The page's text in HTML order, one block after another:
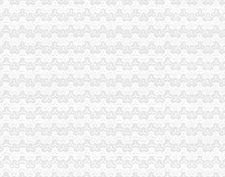
重庆代理报税工商局长座谈会议精
贯彻全市重庆公司注销工商局长座谈会精
所四项措施大力培育发展农村经纪人积促进城乡
监测手段力推进产品质量和食品安全
公司确保食品安全
向交流 促进法制工作建设
多措并举推进全民创业
景区办公室正式挂牌办公
注册商标数量增长迅猛
庆代账公司非法用工